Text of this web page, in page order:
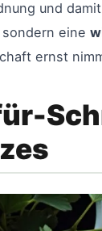
und
eine
ernst